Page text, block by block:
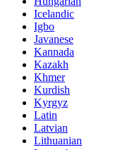
Icelandic
Igbo
Javanese
Kannada
Kazakh
Khmer
Kurdish
Kyrgyz
Latin
Latvian
Lithuanian